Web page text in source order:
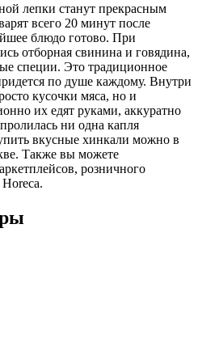
лепки станут прекрасным
всего 20 минут после
блюдо готово. При
отборная свинина и говядина,
специи. Это традиционное
по душе каждому. Внутри
кусочки мяса, но и
их едят руками, аккуратно
ни одна капля
вкусные хинкали можно в
Также вы можете
розничного